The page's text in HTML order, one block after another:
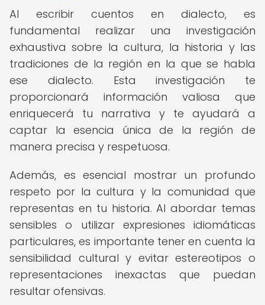
Al escribir cuentos en dialecto, es
fundamental realizar una investigación
exhaustiva sobre la cultura, la historia y las
tradiciones de la región en la que se habla
ese dialecto. Esta investigación te
proporcionará información valiosa que
enriquecerá tu narrativa y te ayudará a
captar la esencia única de la región de
manera precisa y respetuosa.
Además, es esencial mostrar un profundo
respeto por la cultura y la comunidad que
representas en tu historia. Al abordar temas
sensibles o utilizar expresiones idiomáticas
particulares, es importante tener en cuenta la
sensibilidad cultural y evitar estereotipos o
representaciones inexactas que puedan
resultar ofensivas.